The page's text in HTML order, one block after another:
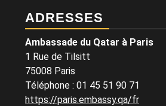
ADRESSES
Ambassade du Qatar à Paris
1 Rue de Tilsitt
75008 Paris
Téléphone : 01 45 51 90 71
https://paris.embassy.qa/fr